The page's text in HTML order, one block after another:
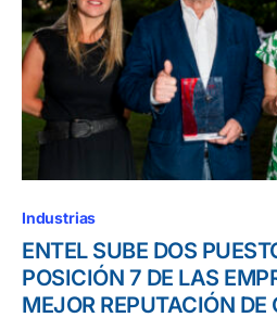
Industrias
ENTEL SUBE DOS
POSICIÓN 7 DE LAS
MEJOR REPUTACIÓN DE